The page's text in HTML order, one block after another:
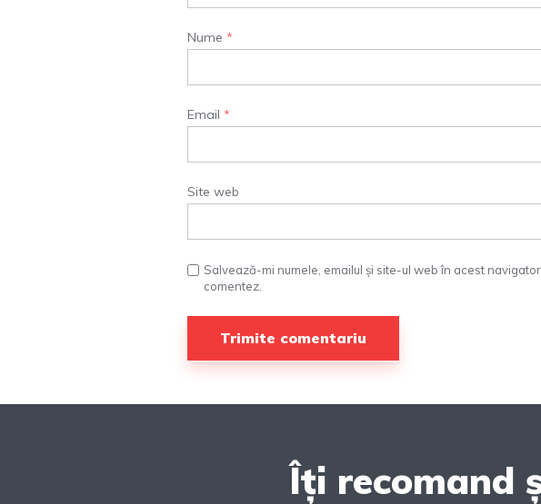
Nume *
Email *
Site web
Salvează-mi numele, emailul și site-ul web în acest
comentez.
Îți recomand